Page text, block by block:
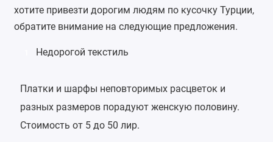
хотите привезти дорогим людям по кусочку Турции,
обратите внимание на следующие предложения.
Недорогой текстиль
Платки и шарфы неповторимых расцветок и
разных размеров порадуют женскую половину.
Стоимость от 5 до 50 лир.